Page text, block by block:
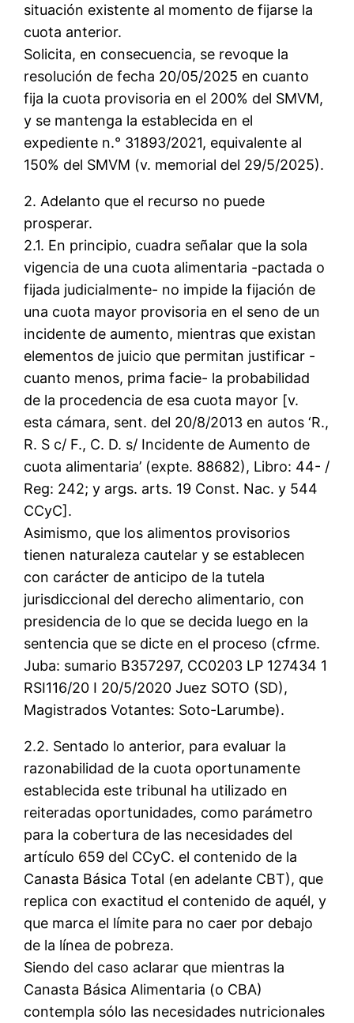
situación existente al momento de fijarse la
cuota anterior.
Solicita, en consecuencia, se revoque la
resolución de fecha 20/05/2025 en cuanto
fija la cuota provisoria en el 200% del SMVM,
y se mantenga la establecida en el
expediente n.° 31893/2021, equivalente al
150% del SMVM (v. memorial del 29/5/2025).
2. Adelanto que el recurso no puede
prosperar.
2.1. En principio, cuadra señalar que la sola
vigencia de una cuota alimentaria -pactada o
fijada judicialmente- no impide la fijación de
una cuota mayor provisoria en el seno de un
incidente de aumento, mientras que existan
elementos de juicio que permitan justificar -
cuanto menos, prima facie- la probabilidad
de la procedencia de esa cuota mayor [v.
esta cámara, sent. del 20/8/2013 en autos ‘R.,
R. S c/ F., C. D. s/ Incidente de Aumento de
cuota alimentaria’ (expte. 88682), Libro: 44- /
Reg: 242; y args. arts. 19 Const. Nac. y 544
CCyC].
Asimismo, que los alimentos provisorios
tienen naturaleza cautelar y se establecen
con carácter de anticipo de la tutela
jurisdiccional del derecho alimentario, con
presidencia de lo que se decida luego en la
sentencia que se dicte en el proceso (cfrme.
Juba: sumario B357297, CC0203 LP 127434 1
RSI116/20 I 20/5/2020 Juez SOTO (SD),
Magistrados Votantes: Soto-Larumbe).
2.2. Sentado lo anterior, para evaluar la
razonabilidad de la cuota oportunamente
establecida este tribunal ha utilizado en
reiteradas oportunidades, como parámetro
para la cobertura de las necesidades del
artículo 659 del CCyC. el contenido de la
Canasta Básica Total (en adelante CBT), que
replica con exactitud el contenido de aquél, y
que marca el límite para no caer por debajo
de la línea de pobreza.
Siendo del caso aclarar que mientras la
Canasta Básica Alimentaria (o CBA)
contempla sólo las necesidades nutricionales